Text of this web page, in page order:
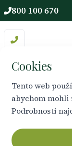
800 100 670
Cookies
Tento web
abychom mohli
Podrobnosti